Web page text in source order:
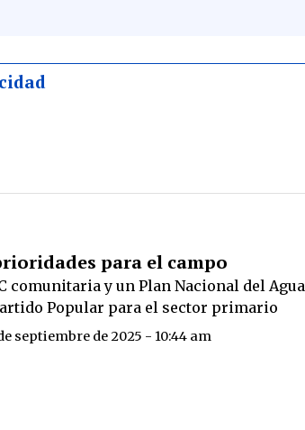
para el campo
comunitaria y un Plan Nacional del Agua
Popular para el sector primario
septiembre de 2025 - 10:44 am